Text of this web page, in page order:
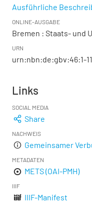
Ausführliche
ONLINE-AUSGABE
Bremen : Staats- und
URN
urn:nbn:de:gbv:46:1-
Links
SOCIAL MEDIA
Share
NACHWEIS
Gemeinsamer
METADATEN
METS (OAI-PMH)
IIIF
IIIF-Manifest